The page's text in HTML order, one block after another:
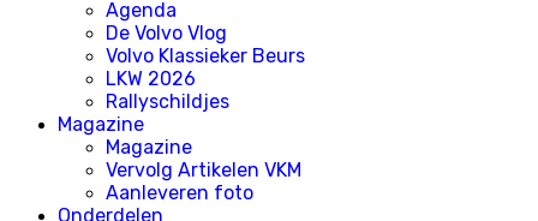
Agenda
De Volvo Vlog
Volvo Klassieker Beurs
LKW 2026
Rallyschildjes
Magazine
Magazine
Vervolg Artikelen VKM
Aanleveren foto
Onderdelen